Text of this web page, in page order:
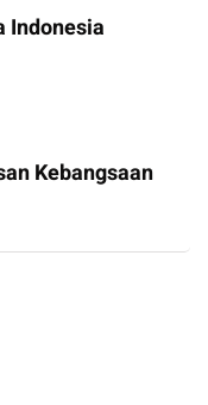
Indonesia
Kebangsaan